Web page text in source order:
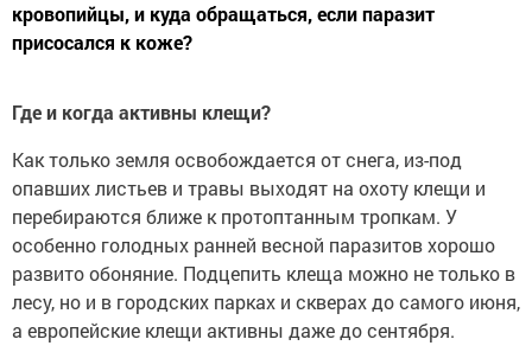
кровопийцы, и куда обращаться, если паразит
присосался к коже?
Где и когда активны клещи?
Как только земля освобождается от снега, из-под
опавших листьев и травы выходят на охоту клещи и
перебираются ближе к протоптанным тропкам. У
особенно голодных ранней весной паразитов хорошо
развито обоняние. Подцепить клеща можно не только в
лесу, но и в городских парках и скверах до самого июня,
а европейские клещи активны даже до сентября.